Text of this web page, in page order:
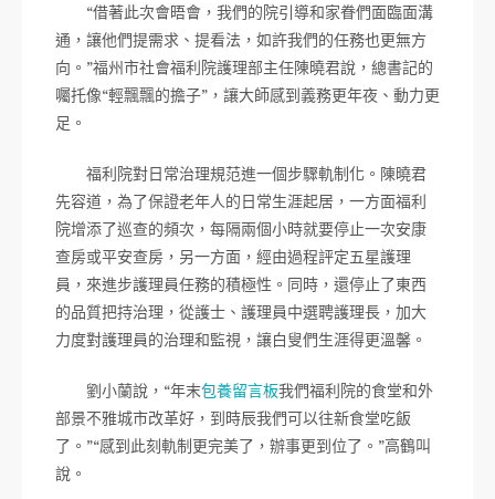
“借著此次會晤會，我們的院引導和家眷們面臨面溝
通，讓他們提需求、提看法，如許我們的任務也更無方
向。”福州市社會福利院護理部主任陳曉君說，總書記的
囑托像“輕飄飄的擔子”，讓大師感到義務更年夜、動力更
足。
福利院對日常治理規范進一個步驟軌制化。陳曉君
先容道，為了保證老年人的日常生涯起居，一方面福利
院增添了巡查的頻次，每隔兩個小時就要停止一次安康
查房或平安查房，另一方面，經由過程評定五星護理
員，來進步護理員任務的積極性。同時，還停止了東西
的品質把持治理，從護士、護理員中選聘護理長，加大
力度對護理員的治理和監視，讓白叟們生涯得更溫馨。
劉小蘭說，“年末包養留言板我們福利院的食堂和外
部景不雅城市改革好，到時辰我們可以往新食堂吃飯
了。”“感到此刻軌制更完美了，辦事更到位了。”高鶴叫
說。